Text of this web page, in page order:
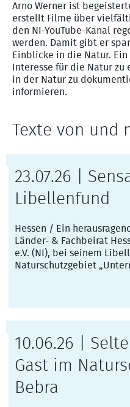
Arno Werner ist
erstellt Filme über
den NI-YouTube-Kanal
werden. Damit gibt er
Einblicke in die Natur.
Interesse für die Natur zu
in der Natur zu
informieren.
Texte von und
23.07.26 |
Libellenfund
Hessen / Ein
Länder- & Fachbeirat
e.V. (NI), bei seinem
Naturschutzgebiet
10.06.26 |
Gast im
Bebra